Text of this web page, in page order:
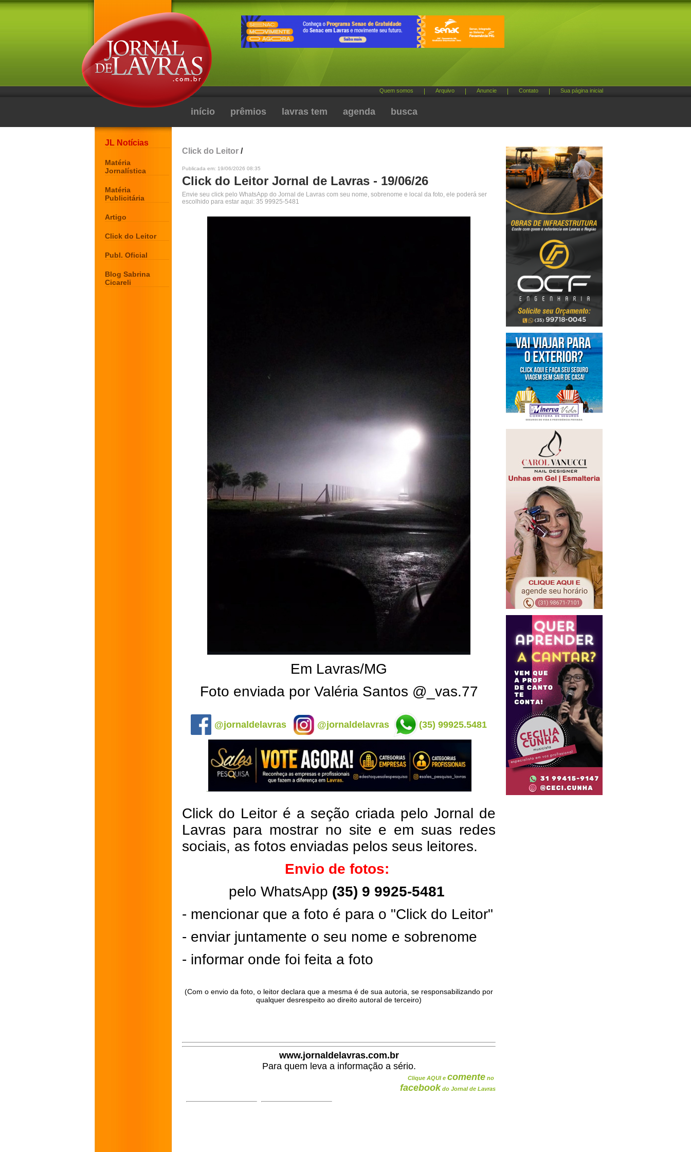
Quem somos Arquivo Anuncie Contato Sua página inicial
início prêmios lavras tem agenda busca
JL Notícias
Matéria
Jornalística
Matéria
Publicitária
Artigo
Click do Leitor
Publ. Oficial
Blog Sabrina
Cicareli
Click do Leitor /
Publicada em: 19/06/2026 08:35
Click do Leitor Jornal de Lavras - 19/06/26
Envie seu click pelo WhatsApp do Jornal de Lavras com seu nome, sobrenome e local da foto, ele poderá ser
escolhido para estar aqui: 35 99925-5481
Em Lavras/MG
Foto enviada por Valéria Santos @_vas.77
@jornaldelavras @jornaldelavras (35) 99925.5481
Click do Leitor é a seção criada pelo Jornal de
Lavras para mostrar no site e em suas redes
sociais, as fotos enviadas pelos seus leitores.
Envio de fotos:
pelo WhatsApp (35) 9 9925-5481
- mencionar que a foto é para o "Click do Leitor"
- enviar juntamente o seu nome e sobrenome
- informar onde foi feita a foto
(Com o envio da foto, o leitor declara que a mesma é de sua autoria, se responsabilizando por
qualquer desrespeito ao direito autoral de terceiro)
www.jornaldelavras.com.br
Para quem leva a informação a sério.
Clique AQUI e comente no
facebook do Jornal de Lavras